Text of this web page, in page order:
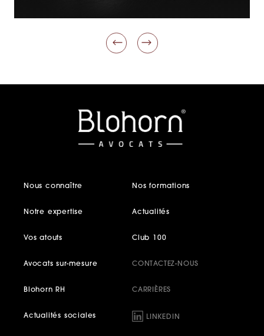
Nous connaître
Notre expertise
Vos atouts
Nos formations
Actualités
Club 100
Avocats sur-mesure
Blohorn RH
Actualités sociales
CONTACTEZ-NOUS
CARRIÈRES
LINKEDIN